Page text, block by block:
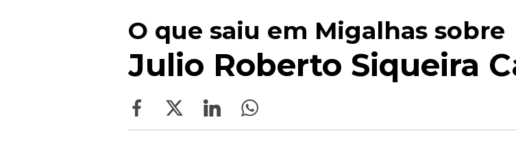
O que saiu em Migalhas sobre
Julio Roberto Siqueira